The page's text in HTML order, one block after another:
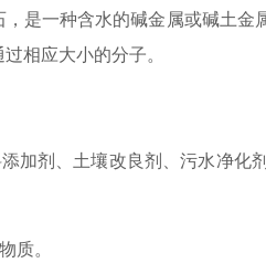
是一种含水的碱金属或碱土
相应大小的分子。
加剂、土壤改良剂、污水净化
质。